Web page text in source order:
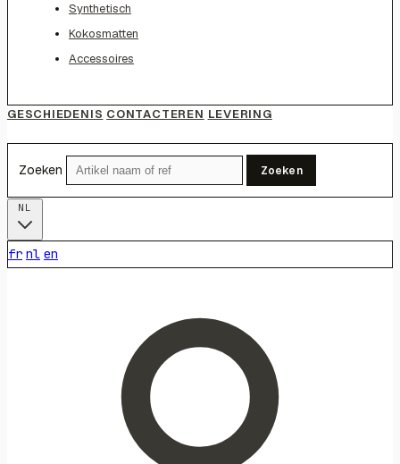
Synthetisch
Kokosmatten
Accessoires
GESCHIEDENIS CONTACTEREN LEVERING
Zoeken Zoeken
fr nl en